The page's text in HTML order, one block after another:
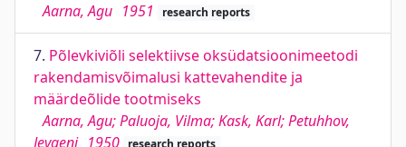
Aarna, Agu 1951 research reports
7. Põlevkiviõli selektiivse oksüdatsioonimeetodi
rakendamisvõimalusi kattevahendite ja
määrdeõlide tootmiseks
Aarna, Agu; Paluoja, Vilma; Kask, Karl; Petuhhov,
Jevgeni 1950 research reports